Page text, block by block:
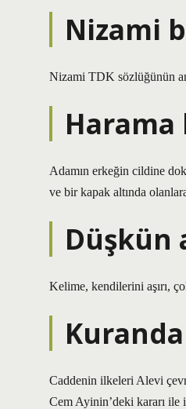
Nizami
Nizami TDK sözlüğünün
Adamın erkeğin cildine
ve bir kapak altında
Düşkün
Kelime, kendilerini aşırı,
Caddenin ilkeleri Alevi
Cem Ayinin’deki kararı ile